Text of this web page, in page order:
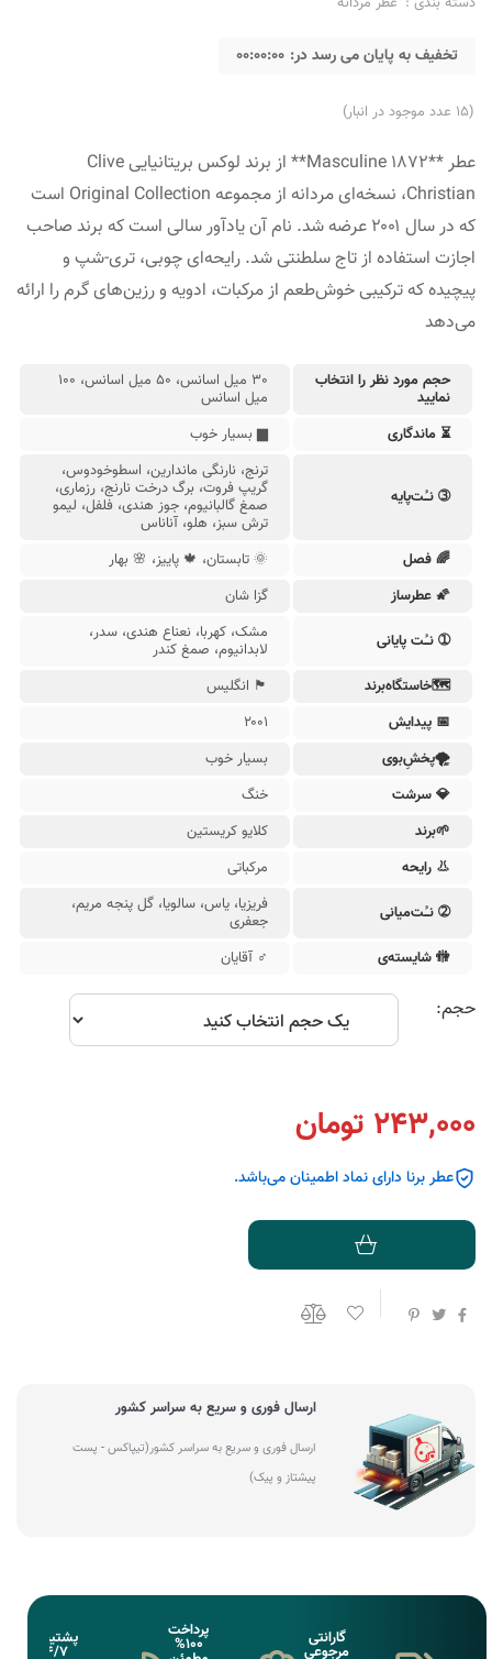
تخفیف به پایان می رسد در: 00:00:00
(15 عدد موجود در انبار)
عطر **1872 Masculine** از برند لوکس بریتانیایی Clive
Christian، نسخه‌ای مردانه از مجموعه Original Collection است
که در سال ۲۰۰۱ عرضه شد. نام آن یادآور سالی است که برند صاحب
اجازت استفاده از تاج سلطنتی شد. رایحه‌ای چوبی، تری-شپ و
پیچیده که ترکیبی خوش‌طعم از مرکبات، ادویه و رزین‌های گرم را ارائه
می‌دهد
حجم مورد نظر را انتخاب
نمایید
30 میل اسانس، 50 میل اسانس، 100
میل اسانس
⏳ ماندگاری
▆ بسیار خوب
➂ نـُت‌پایه
ترنج، نارنگی ماندارین، اسطوخودوس،
گریپ فروت، برگ درخت نارنج، رزماری،
صمغ گالبانیوم، جوز هندی، فلفل، لیمو
ترش سبز، هلو، آناناس
🌈 فصل
🌞 تابستان، 🍁 پایيز، 🌸 بهار
🌠 عطرساز
گزا شان
➀ نـُت‌ پایانی
مشک، کهربا، نعناع هندی، سدر،
لابدانیوم، صمغ کندر
🗺خاستگاه‌‌برند
🏴󠁧󠁢󠁥󠁮󠁧󠁿 انگلیس
📅 پیدایش
۲۰۰۱
🌪پخشِ‌بوی
بسیار خوب
💎 سرشت
خنگ
🌱برند
کلایو کریستین
👃 رایحه
مرکباتی
➁ نـُت‌میانی
فریزیا، یاس، سالویا، گل پنجه مریم،
جعفری
🚻︎ شایسته‌ی
♂ آقایان
حجم:
243,000 تومان
عطر برنا دارای نماد اطمینان می‌باشد.
ارسال فوری و سریع به سراسر کشور
ارسال فوری و سریع به سراسر کشور(تیپاکس - پست
پیشتاز و پیک)
پشتیبانی
24/7
پرداخت
100% گارانتی
مرجوعی
ادکلن مردانه کرید
عطر زنانه دیور
عطر مردانه دولچه گابانا
جیونچی زنانه
گوچی مردانه